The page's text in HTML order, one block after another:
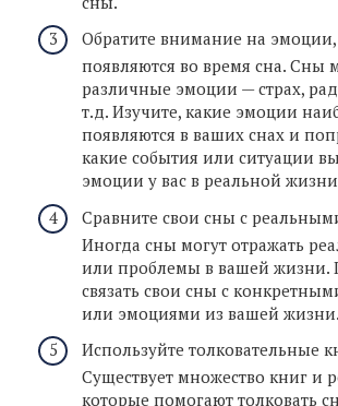
Обратите внимание на
появляются во время сна. Сны
различные эмоции — страх,
т.д. Изучите, какие эмоции
появляются в ваших снах и
какие события или ситуации
эмоции у вас в реальной
Сравните свои сны с
Иногда сны могут отражать
или проблемы в вашей жизни.
связать свои сны с
или эмоциями из вашей жизни.
Используйте толковательные
Существует множество книг и
которые помогают толковать